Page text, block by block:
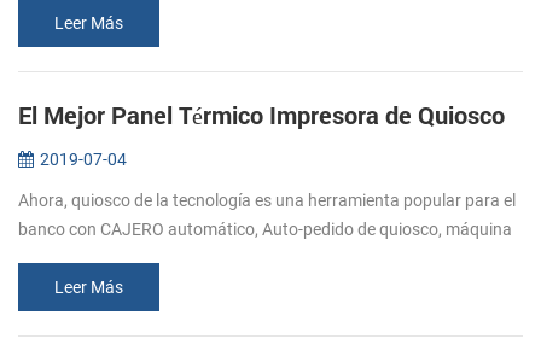
impresoras térmicas...
Leer Más
El Mejor Panel Térmico Impresora de Quiosco
2019-07-04
Ahora, quiosco de la tecnología es una herramienta popular para el
banco con CAJERO automático, Auto-pedido de quiosco, máquina
esperanza...
Leer Más